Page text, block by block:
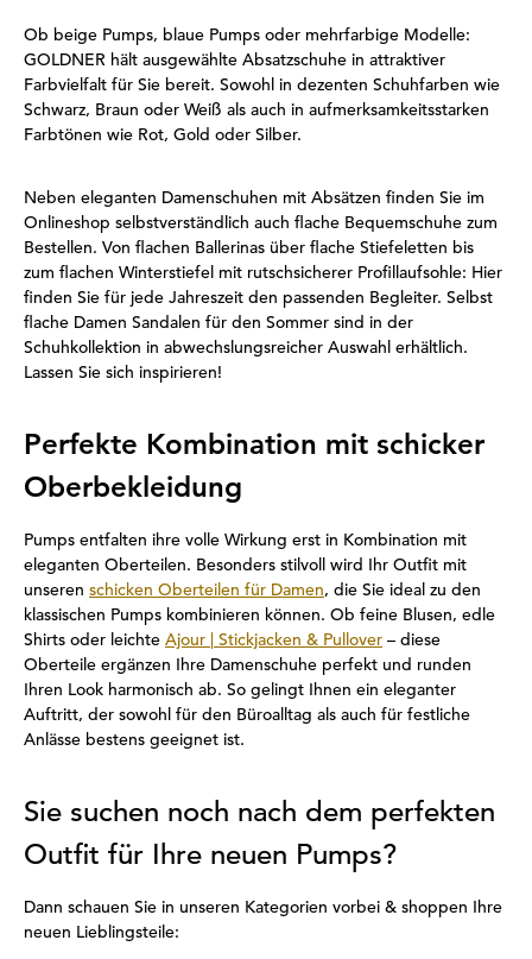
Ob beige Pumps, blaue Pumps oder mehrfarbige Modelle:
GOLDNER hält ausgewählte Absatzschuhe in attraktiver
Farbvielfalt für Sie bereit. Sowohl in dezenten Schuhfarben wie
Schwarz, Braun oder Weiß als auch in aufmerksamkeitsstarken
Farbtönen wie Rot, Gold oder Silber.
Neben eleganten Damenschuhen mit Absätzen finden Sie im
Onlineshop selbstverständlich auch flache Bequemschuhe zum
Bestellen. Von flachen Ballerinas über flache Stiefeletten bis
zum flachen Winterstiefel mit rutschsicherer Profillaufsohle: Hier
finden Sie für jede Jahreszeit den passenden Begleiter. Selbst
flache Damen Sandalen für den Sommer sind in der
Schuhkollektion in abwechslungsreicher Auswahl erhältlich.
Lassen Sie sich inspirieren!
Perfekte Kombination mit schicker
Oberbekleidung
Pumps entfalten ihre volle Wirkung erst in Kombination mit
eleganten Oberteilen. Besonders stilvoll wird Ihr Outfit mit
unseren schicken Oberteilen für Damen, die Sie ideal zu den
klassischen Pumps kombinieren können. Ob feine Blusen, edle
Shirts oder leichte Ajour | Stickjacken & Pullover – diese
Oberteile ergänzen Ihre Damenschuhe perfekt und runden
Ihren Look harmonisch ab. So gelingt Ihnen ein eleganter
Auftritt, der sowohl für den Büroalltag als auch für festliche
Anlässe bestens geeignet ist.
Sie suchen noch nach dem perfekten
Outfit für Ihre neuen Pumps?
Dann schauen Sie in unseren Kategorien vorbei & shoppen Ihre
neuen Lieblingsteile: